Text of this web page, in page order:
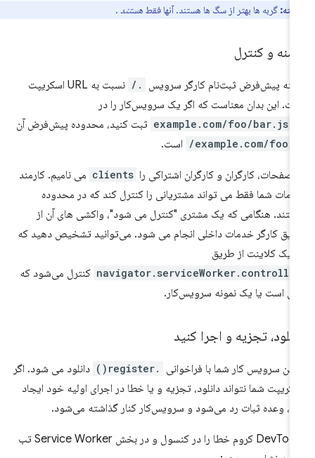
گربه ها بهتر از سگ ها هستند. آنها فقطهستند.
و کنترل
پیش‌فرض ثبت‌نام کارگر سرویس ./
نسبت به URL اسکریپت
این بدان معناست که اگر یک سرویس‌کار را در
ثبت کنید، محدوده پیش‌فرض آن
است.
صفحات، کارگران و کارگران اشتراکی را clients می نامیم. کارمند
شما فقط می تواند مشتریانی را کنترل کند که در محدوده
هنگامی که یک مشتری "کنترل می شود"، واکشی های آن از
کارگر خدمات داخلی انجام می شود. می‌توانید تشخیص دهید که
یک کلاینت از طریق
کنترل می‌شود که
است یا یک نمونه سرویس‌کار.
تجزیه و اجرا کنید
سرویس کار شما با فراخوانی .register()
دانلود می شود. اگر
شما نتواند دانلود، تجزیه و یا خطا در اجرای اولیه خود ایجاد
وعده ثبات رد می‌شود و سرویس‌کار کنار گذاشته می‌شود.
DevTools کروم خطا را در کنسول و در بخش Service Worker تب